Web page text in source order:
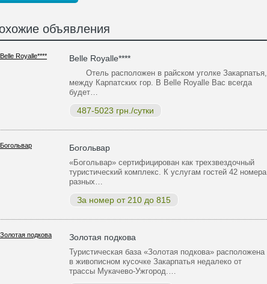
объявления
Belle Royalle****
Отель расположен в райском уголке Закарпатья,
между Карпатских гор. В Belle Royalle Вас всегда
будет…
487-5023 грн./сутки
Богольвар
«Богольвар» сертифицирован как трехзвездочный
туристический комплекс. К услугам гостей 42 номера
разных…
За номер от 210 до 815
Золотая подкова
Туристическая база «Золотая подкова» расположена
в живописном кусочке Закарпатья недалеко от
трассы Мукачево-Ужгород.…